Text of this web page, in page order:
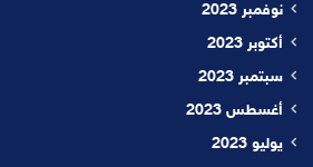
نوفمبر 2023
أكتوبر 2023
سبتمبر 2023
أغسطس 2023
يوليو 2023